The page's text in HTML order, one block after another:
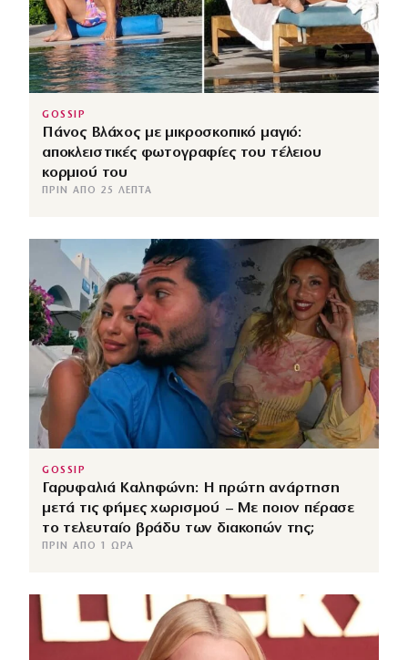
GOSSIP
Πάνος Βλάχος με μικροσκοπικό μαγιό:
αποκλειστικές φωτογραφίες του τέλειου
κορμιού του
ΠΡΙΝ ΑΠΌ 25 ΛΕΠΤΆ
GOSSIP
Γαρυφαλιά Καληφώνη: Η πρώτη ανάρτηση
μετά τις φήμες χωρισμού – Με ποιον πέρασε
το τελευταίο βράδυ των διακοπών της;
ΠΡΙΝ ΑΠΌ 1 ΏΡΑ